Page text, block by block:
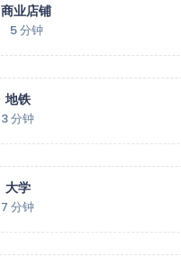
商业店铺
5 分钟
地铁
3 分钟
大学
7 分钟